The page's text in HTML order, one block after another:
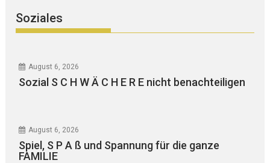
Soziales
August 6, 2026
Sozial S C H W Ä C H E R E nicht benachteiligen
August 6, 2026
Spiel, S P A ß und Spannung für die ganze
FAMILIE